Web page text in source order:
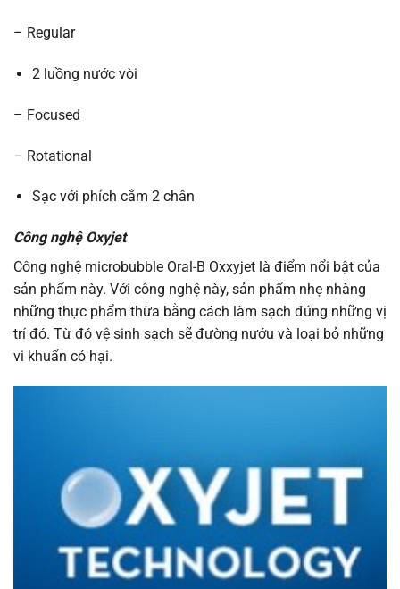
– Regular
2 luồng nước vòi
– Focused
– Rotational
Sạc với phích cắm 2 chân
Công nghệ Oxyjet
Công nghệ microbubble Oral-B Oxxyjet là điểm nổi bật của
sản phẩm này. Với công nghệ này, sản phẩm nhẹ nhàng
những thực phẩm thừa bằng cách làm sạch đúng những vị
trí đó. Từ đó vệ sinh sạch sẽ đường nướu và loại bỏ những
vi khuẩn có hại.